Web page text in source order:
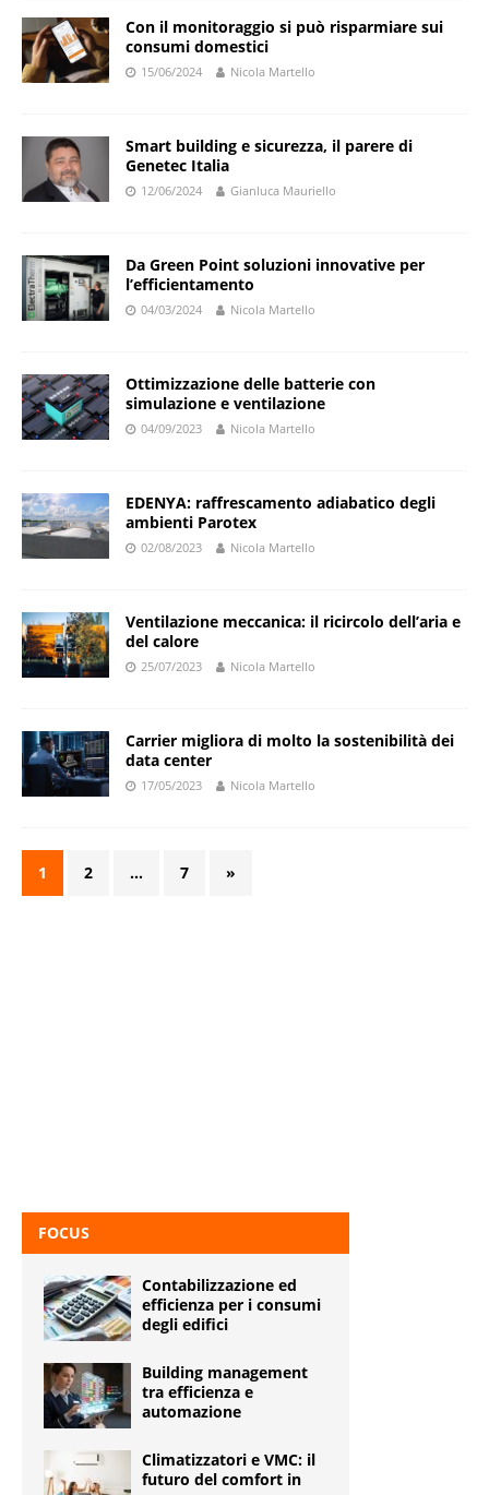
Con il monitoraggio si può risparmiare sui
consumi domestici
15/06/2024 Nicola Martello
Smart building e sicurezza, il parere di
Genetec Italia
12/06/2024 Gianluca Mauriello
Da Green Point soluzioni innovative per
l’efficientamento
04/03/2024 Nicola Martello
Ottimizzazione delle batterie con
simulazione e ventilazione
04/09/2023 Nicola Martello
EDENYA: raffrescamento adiabatico degli
ambienti Parotex
02/08/2023 Nicola Martello
Ventilazione meccanica: il ricircolo dell’aria e
del calore
25/07/2023 Nicola Martello
Carrier migliora di molto la sostenibilità dei
data center
17/05/2023 Nicola Martello
1 2 … 7 »
FOCUS
Contabilizzazione ed
efficienza per i consumi
degli edifici
Building management
tra efficienza e
automazione
Climatizzatori e VMC: il
futuro del comfort in